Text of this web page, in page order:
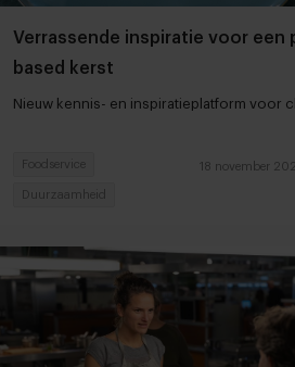
Verrassende inspiratie voor een
based kerst
Nieuw kennis- en inspiratieplatform voor
18 november 2021
Foodservice
Duurzaamheid